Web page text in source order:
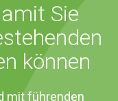
Sie
können
mit führenden